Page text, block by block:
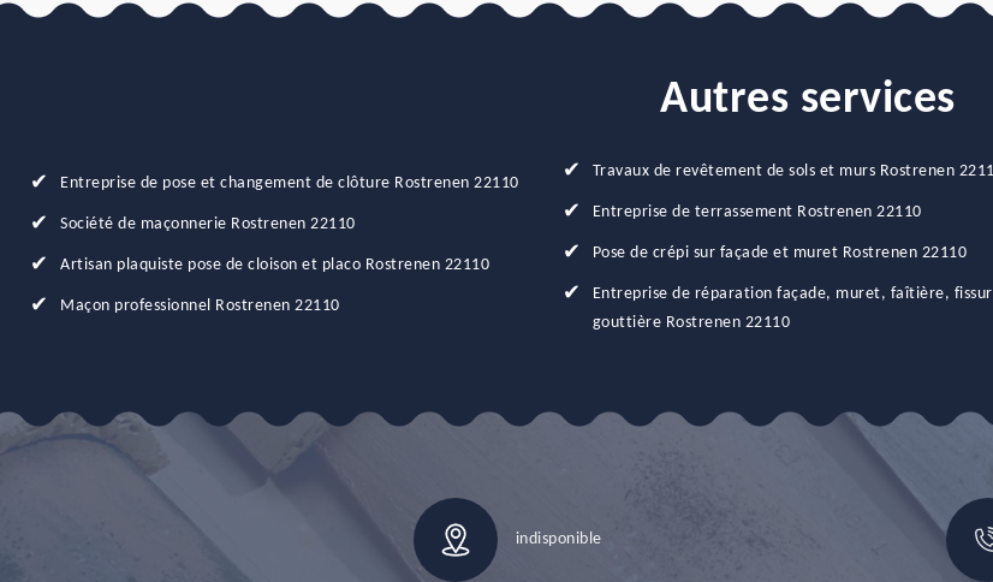
Autres services
Entreprise de pose et changement de clôture Rostrenen 22110
Société de maçonnerie Rostrenen 22110
Artisan plaquiste pose de cloison et placo Rostrenen 22110
Maçon professionnel Rostrenen 22110
Travaux de revêtement de sols et murs Rostrenen
Entreprise de terrassement Rostrenen 22110
Pose de crépi sur façade et muret Rostrenen 22110
Entreprise de réparation façade, muret, faîtière,
gouttière Rostrenen 22110
indisponible